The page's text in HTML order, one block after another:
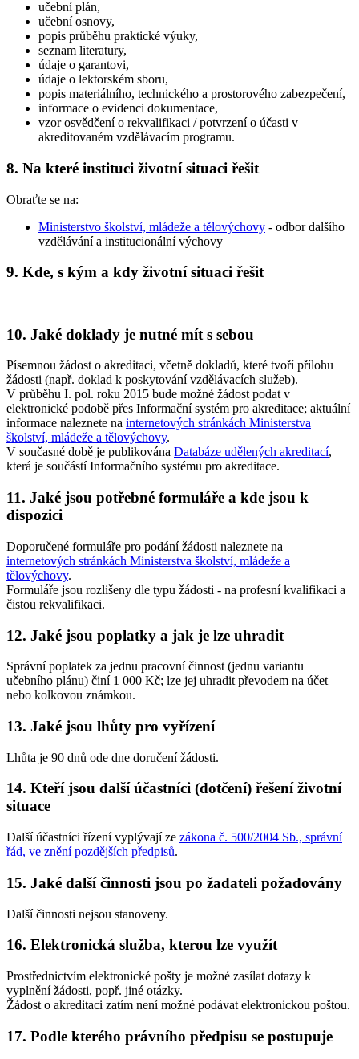
učební plán,
učební osnovy,
popis průběhu praktické výuky,
seznam literatury,
údaje o garantovi,
údaje o lektorském sboru,
popis materiálního, technického a prostorového zabezpečení,
informace o evidenci dokumentace,
vzor osvědčení o rekvalifikaci / potvrzení o účasti v
akreditovaném vzdělávacím programu.
8. Na které instituci životní situaci řešit
Obraťte se na:
Ministerstvo školství, mládeže a tělovýchovy - odbor dalšího
vzdělávání a institucionální výchovy
9. Kde, s kým a kdy životní situaci řešit
10. Jaké doklady je nutné mít s sebou
Písemnou žádost o akreditaci, včetně dokladů, které tvoří přílohu
žádosti (např. doklad k poskytování vzdělávacích služeb).
V průběhu I. pol. roku 2015 bude možné žádost podat v
elektronické podobě přes Informační systém pro akreditace; aktuální
informace naleznete na internetových stránkách Ministerstva
školství, mládeže a tělovýchovy.
V současné době je publikována Databáze udělených akreditací,
která je součástí Informačního systému pro akreditace.
11. Jaké jsou potřebné formuláře a kde jsou k
dispozici
Doporučené formuláře pro podání žádosti naleznete na
internetových stránkách Ministerstva školství, mládeže a
tělovýchovy.
Formuláře jsou rozlišeny dle typu žádosti - na profesní kvalifikaci a
čistou rekvalifikaci.
12. Jaké jsou poplatky a jak je lze uhradit
Správní poplatek za jednu pracovní činnost (jednu variantu
učebního plánu) činí 1 000 Kč; lze jej uhradit převodem na účet
nebo kolkovou známkou.
13. Jaké jsou lhůty pro vyřízení
Lhůta je 90 dnů ode dne doručení žádosti.
14. Kteří jsou další účastníci (dotčení) řešení životní
situace
Další účastníci řízení vyplývají ze zákona č. 500/2004 Sb., správní
řád, ve znění pozdějších předpisů.
15. Jaké další činnosti jsou po žadateli požadovány
Další činnosti nejsou stanoveny.
16. Elektronická služba, kterou lze využít
Prostřednictvím elektronické pošty je možné zasílat dotazy k
vyplnění žádosti, popř. jiné otázky.
Žádost o akreditaci zatím není možné podávat elektronickou poštou.
17. Podle kterého právního předpisu se postupuje